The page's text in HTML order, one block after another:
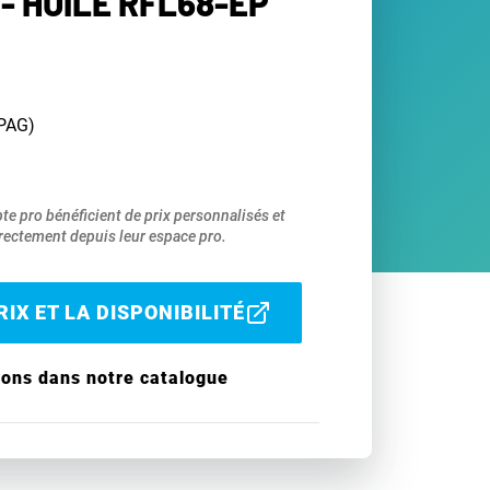
pro bénéficient de prix personnalisés et
depuis leur espace pro.
ET LA DISPONIBILITÉ
dans notre catalogue